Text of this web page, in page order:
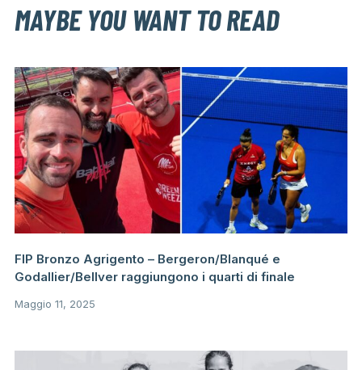
MAYBE YOU WANT TO READ
FIP Bronzo Agrigento – Bergeron/Blanqué e
Godallier/Bellver raggiungono i quarti di finale
Maggio 11, 2025